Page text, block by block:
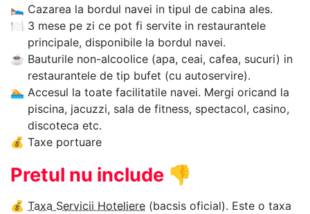
🛌 Cazarea la bordul navei in tipul de cabina ales.
🍽 3 mese pe zi ce pot fi servite in restaurantele
principale, disponibile la bordul navei.
☕ Bauturile non-alcoolice (apa, ceai, cafea, sucuri) in
restaurantele de tip bufet (cu autoservire).
🏊‍ Accesul la toate facilitatile navei. Mergi oricand la
piscina, jacuzzi, sala de fitness, spectacol, casino,
discoteca etc.
💰 Taxe portuare
Pretul nu include 👎
💰 Taxa Servicii Hoteliere (bacsis oficial). Este o taxa